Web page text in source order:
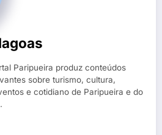
Paripueira produz conteúdos
sobre turismo, cultura,
e cotidiano de Paripueira e do